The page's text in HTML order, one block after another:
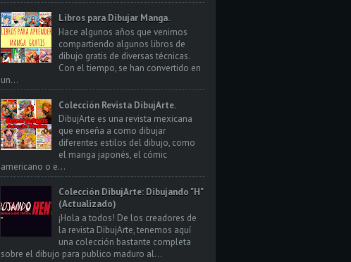
Libros para Dibujar Manga.
Hace algunos años que venimos
compartiendo algunos libros de
dibujo gratis de diversas técnicas.
Con el tiempo, se han convertido en
un...
Colección Revista DibujArte.
DibujArte es una revista mexicana
que enseña a como dibujar
diferentes estilos del dibujo, como
el manga japonés, el cómic
americano o e...
Colección DibujArte: Dibujando "H"
(Actualizado)
¡Hola a todos! De los creadores de
la revista DibujArte, tenemos aquí
una colección bastante completa
sobre el dibujo para publico maduro al...